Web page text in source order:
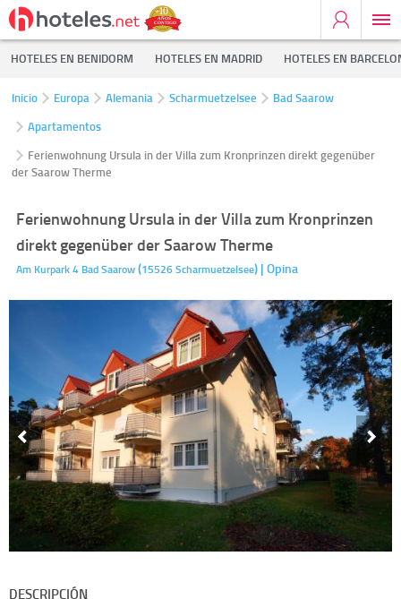
HOTELES EN BENIDORM HOTELES EN MADRID HOTELES EN
Inicio Europa Alemania Scharmuetzelsee
Bad Saarow
Apartamentos
Ferienwohnung Ursula in der Villa zum Kronprinzen direkt gegenüber
der Saarow Therme
Ferienwohnung Ursula in der Villa zum Kronprinzen
direkt gegenüber der Saarow Therme
Am Kurpark 4 Bad Saarow(15526Scharmuetzelsee) | Opina
DESCRIPCIÓN